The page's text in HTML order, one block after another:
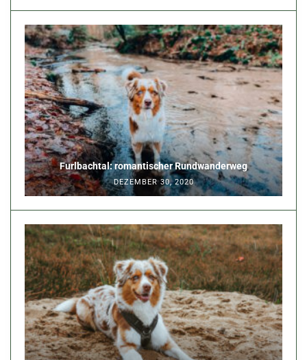
Furlbachtal: romantischer Rundwanderweg
DEZEMBER 30, 2020